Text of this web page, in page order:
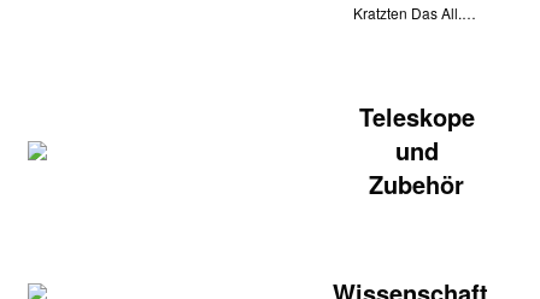
Kratzten Das All.…
Teleskope
und
Zubehör